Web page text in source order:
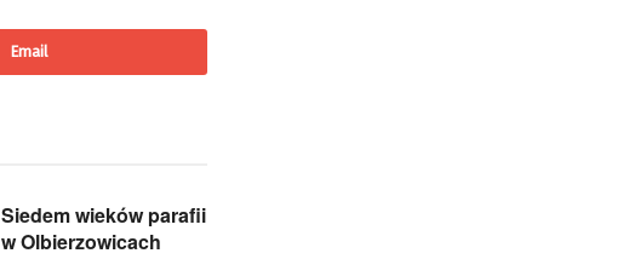
Email
Siedem wieków parafii
w Olbierzowicach